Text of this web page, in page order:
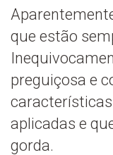
que estão
preguiçosa e
aplicadas e
gorda.